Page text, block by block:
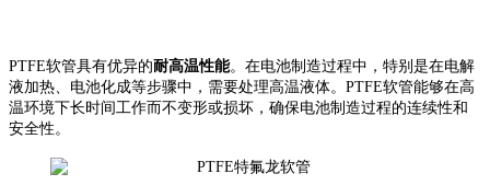
PTFE软管具有优异的耐高温性能。在电池制造过程中，特别是在电解
液加热、电池化成等步骤中，需要处理高温液体。PTFE软管能够在高
温环境下长时间工作而不变形或损坏，确保电池制造过程的连续性和
安全性。